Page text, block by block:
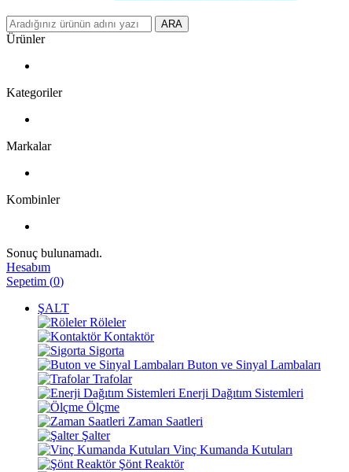
ARA
Ürünler
Kategoriler
Markalar
Kombinler
Sonuç bulunamadı.
Hesabım
Sepetim (0)
ŞALT
Röleler
Kontaktör
Sigorta
Buton ve Sinyal Lambaları
Trafolar
Enerji Dağıtım Sistemleri
Ölçme
Zaman Saatleri
Şalter
Vinç Kumanda Kutuları
Şönt Reaktör